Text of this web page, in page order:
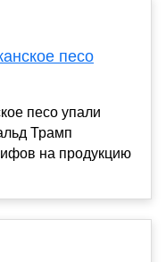
песо
песо упали
Трамп
на продукцию